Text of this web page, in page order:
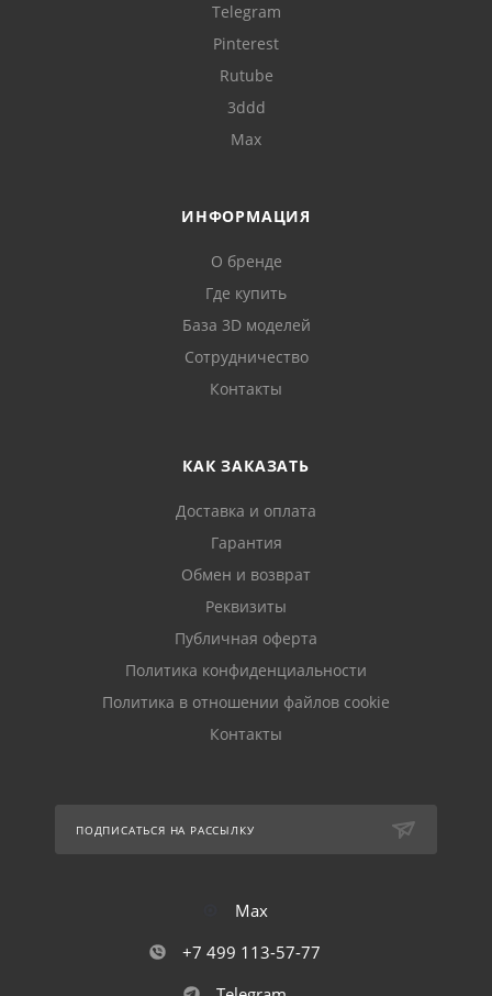
Telegram
Pinterest
Rutube
3ddd
Max
ИНФОРМАЦИЯ
О бренде
Где купить
База 3D моделей
Сотрудничество
Контакты
КАК ЗАКАЗАТЬ
Доставка и оплата
Гарантия
Обмен и возврат
Реквизиты
Публичная оферта
Политика конфиденциальности
Политика в отношении файлов cookie
Контакты
ПОДПИСАТЬСЯ НА РАССЫЛКУ
Max
+7 499 113-57-77